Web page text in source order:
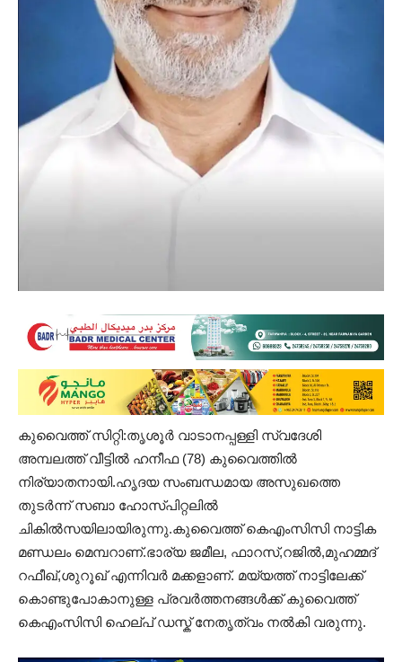
കുവൈത്ത് സിറ്റി:തൃശൂർ വാടാനപ്പള്ളി സ്വദേശി
അമ്പലത്ത് വീട്ടിൽ ഹനീഫ (78) കുവൈത്തിൽ
നിര്യാതനായി.ഹൃദയ സംബന്ധമായ അസുഖത്തെ
തുടർന്ന് സബാ ഹോസ്പിറ്റലിൽ
ചികിൽസയിലായിരുന്നു.കുവൈത്ത് കെഎംസിസി നാട്ടിക
മണ്ഡലം മെമ്പറാണ്.ഭാര്യ ജമീല, ഫാറസ്,റജിൽ,മുഹമ്മദ്
റഫീഖ്,ശുറൂഖ് എന്നിവർ മക്കളാണ്. മയ്യത്ത് നാട്ടിലേക്ക്
കൊണ്ടുപോകാനുള്ള പ്രവർത്തനങ്ങൾക്ക് കുവൈത്ത്
കെഎംസിസി ഹെല്പ് ഡസ്ക് നേതൃത്വം നൽകി വരുന്നു.